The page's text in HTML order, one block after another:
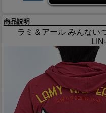
商品説明
ラミ＆アール みんない